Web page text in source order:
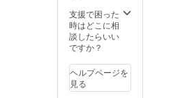
m.com/
730hot
els_ishi
gaki ※
名まで
ご利用
可能で
所にあ
りま
す。 最
大１０
ご宿泊
可能で
す。 ぜ
す場合
がござ
いま
す。あ
めご了
承くだ
さい。
支援で困った
時はどこに相
談したらいい
ですか？
ヘルプページを
見る